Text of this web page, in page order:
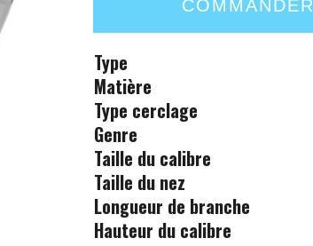
COMMANDER
Type
Matière
Type cerclage
Genre
Taille du calibre
Taille du nez
Longueur de branche
Hauteur du calibre